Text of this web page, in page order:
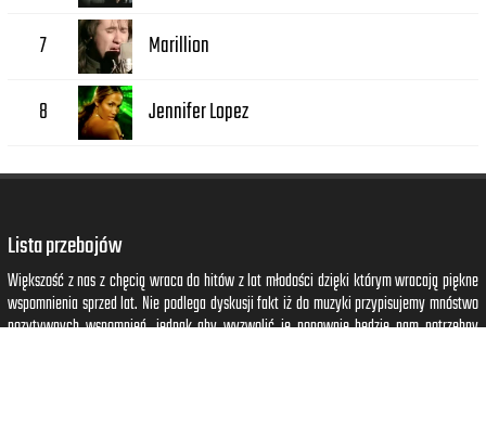
7 Marillion
8 Jennifer Lopez
Lista przebojów
Większość z nas z chęcią wraca do hitów z lat młodości dzięki którym wracają piękne
wspomnienia sprzed lat. Nie podlega dyskusji fakt iż do muzyki przypisujemy mnóstwo
pozytywnych wspomnień, jednak aby wyzwolić je ponownie będzie nam potrzebny